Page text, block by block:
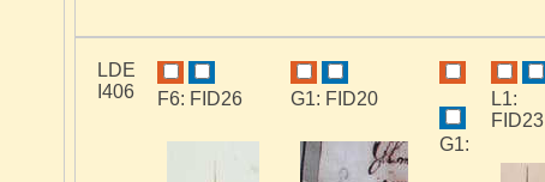
LDE
I406
F6: FID26 G1: FID20
G1:
L1:
FID23